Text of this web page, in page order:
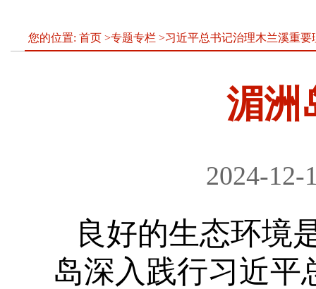
您的位置: 首页 >专题专栏 >习近平总书记治理木兰溪重要
湄洲
2024-12-
良好的生态环境
岛深入践行习近平